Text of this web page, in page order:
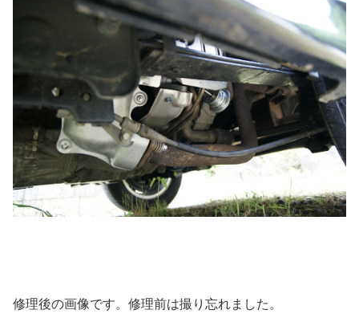
修理後の画像です。修理前は撮り忘れました。